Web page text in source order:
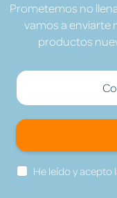
Prometemos no
vamos a enviarte
productos
He leído y acepto